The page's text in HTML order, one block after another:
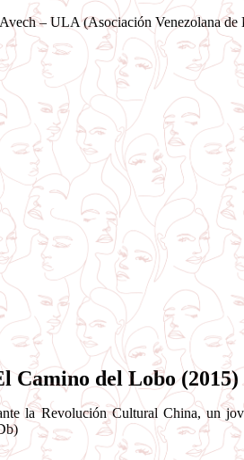
Saltar
al
contenido
Avech – ULA (Asociación Venezolana de
Camino del Lobo (2015)
la Revolución Cultural China, un